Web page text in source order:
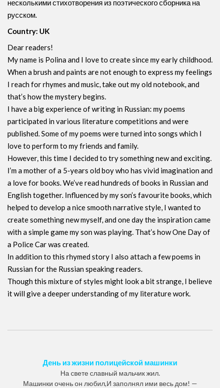
несколькими стихотворения из поэтического сборника на
русском.
Country: UK
Dear readers!
My name is Polina and I love to create since my early childhood.
When a brush and paints are not enough to express my feelings
I reach for rhymes and music, take out my old notebook, and
that’s how the mystery begins.
I have a big experience of writing in Russian: my poems
participated in various literature competitions and were
published. Some of my poems were turned into songs which I
love to perform to my friends and family.
However, this time I decided to try something new and exciting.
I’m a mother of a 5-years old boy who has vivid imagination and
a love for books. We’ve read hundreds of books in Russian and
English together. Influenced by my son’s favourite books, which
helped to develop a nice smooth narrative style, I wanted to
create something new myself, and one day the inspiration came
with a simple game my son was playing. That’s how One Day of
a Police Car was created.
In addition to this rhymed story I also attach a few poems in
Russian for the Russian speaking readers.
Though this mixture of styles might look a bit strange, I believe
it will give a deeper understanding of my literature work.
День из жизни полицейской машинки
На свете славный мальчик жил.
Машинки очень он любил,И заполнял ими весь дом! —